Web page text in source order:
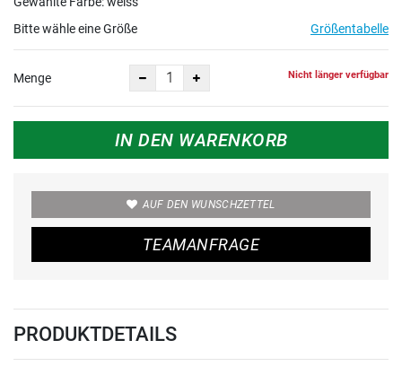
Bitte wähle eine Größe
Größentabelle
Menge Nicht länger verfügbar
IN DEN WARENKORB
AUF DEN WUNSCHZETTEL
TEAMANFRAGE
PRODUKTDETAILS